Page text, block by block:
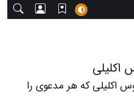
اکلیلی که هر مدعوی را